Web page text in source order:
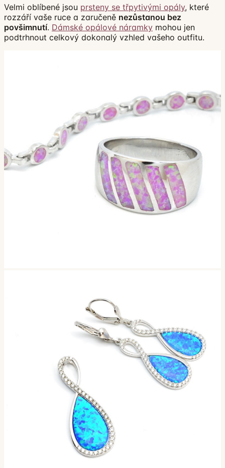
Velmi oblíbené jsou prsteny se třpytivými opály, které
rozzáří vaše ruce a zaručeně nezůstanou bez
povšimnutí. Dámské opálové náramky mohou jen
podtrhnout celkový dokonalý vzhled vašeho outfitu.